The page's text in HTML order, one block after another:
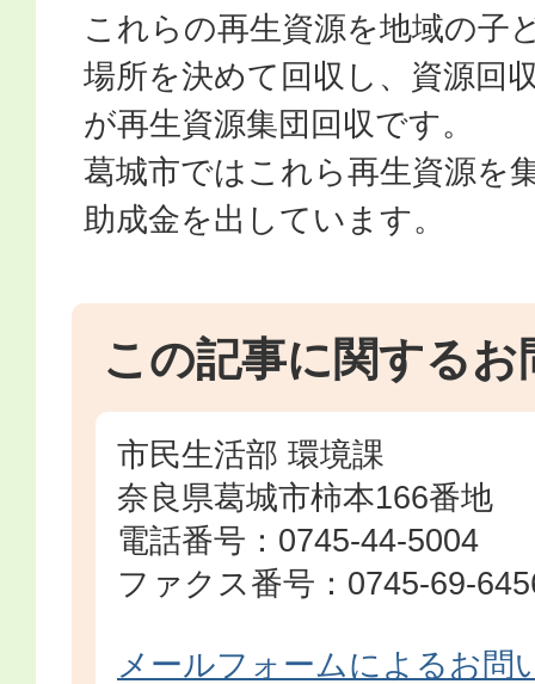
これらの再生資源を地域の子
場所を決めて回収し、資源回
が再生資源集団回収です。
葛城市ではこれら再生資源を
助成金を出しています。
この記事に関するお
市民生活部 環境課
奈良県葛城市柿本166番地
電話番号：0745-44-5004
ファクス番号：0745-69-
メールフォームによるお問